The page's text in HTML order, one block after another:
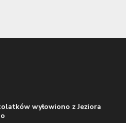
wyłowiono z Jeziora